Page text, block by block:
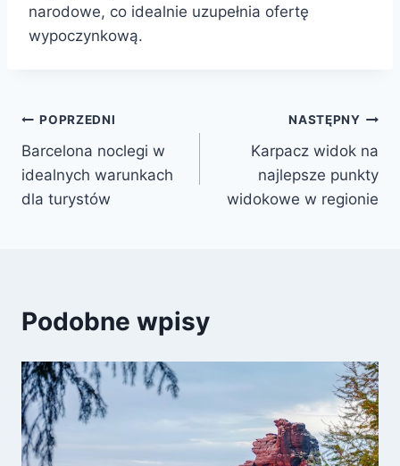
narodowe, co idealnie uzupełnia ofertę
wypoczynkową.
Nawigacja
wpisu
POPRZEDNI
Barcelona noclegi w
idealnych warunkach
dla turystów
NASTĘPNY
Karpacz widok na
najlepsze punkty
widokowe w regionie
Podobne wpisy